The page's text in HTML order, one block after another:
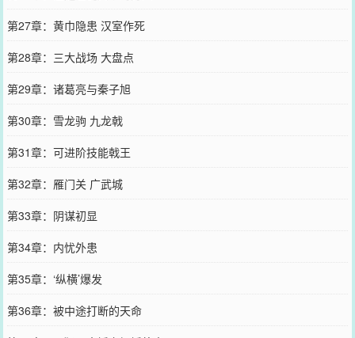
第27章：黄巾隐患 汉室作死
第28章：三大战场 大盘点
第29章：诸葛亮与秦子旭
第30章：雪龙驹 九龙戟
第31章：可进阶技能戟王
第32章：雁门关 广武城
第33章：阴谋初显
第34章：内忧外患
第35章：‘纵横’爆发
第36章：被中途打断的天命